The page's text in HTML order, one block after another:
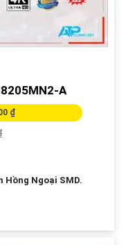
A
₫
Hồng Ngoại SMD.